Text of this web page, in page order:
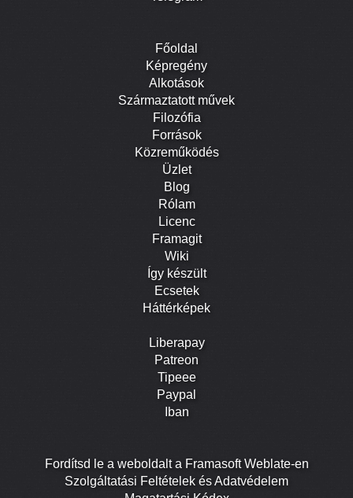
Főoldal
Képregény
Alkotások
Származtatott művek
Filozófia
Források
Közreműködés
Üzlet
Blog
Rólam
Licenc
Framagit
Wiki
Így készült
Ecsetek
Háttérképek
Liberapay
Patreon
Tipeee
Paypal
Iban
Fordítsd le a weboldalt a Framasoft Weblate-en
Szolgáltatási Feltételek és Adatvédelem